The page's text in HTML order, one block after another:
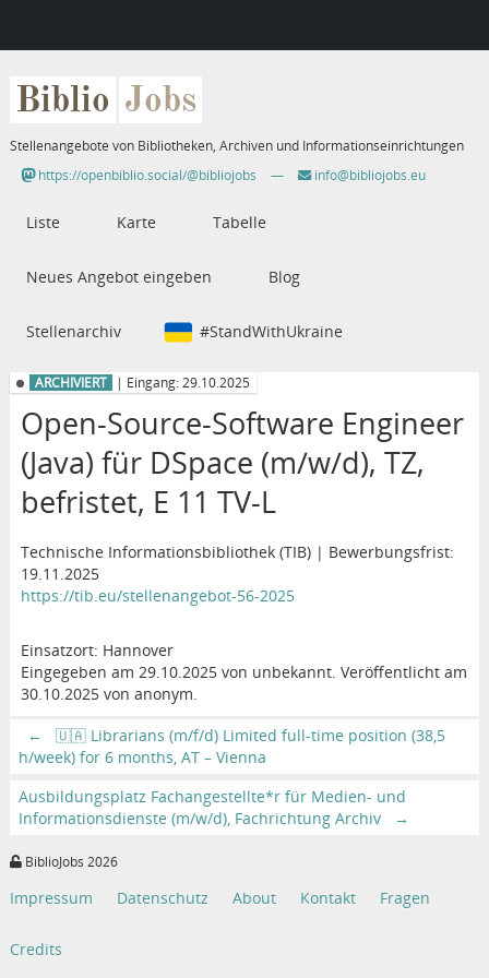
Biblio Jobs
Stellenangebote von Bibliotheken, Archiven und Informationseinrichtungen
https://openbiblio.social/@bibliojobs
— info@bibliojobs.eu
Liste Karte Tabelle
Neues Angebot eingeben Blog
Stellenarchiv #StandWithUkraine
ARCHIVIERT | Eingang: 29.10.2025
Open-Source-Software Engineer
(Java) für DSpace (m/w/d), TZ,
befristet, E 11 TV-L
Technische Informationsbibliothek (TIB) | Bewerbungsfrist:
19.11.2025
https://tib.eu/stellenangebot-56-2025
Einsatzort: Hannover
Eingegeben am 29.10.2025 von unbekannt. Veröffentlicht am
30.10.2025 von anonym.
←
🇺🇦 Librarians (m/f/d) Limited full-time position (38,5
h/week) for 6 months, AT – Vienna
Ausbildungsplatz Fachangestellte*r für Medien- und
Informationsdienste (m/w/d), Fachrichtung Archiv
→
BiblioJobs 2026
Impressum Datenschutz About Kontakt Fragen
Credits